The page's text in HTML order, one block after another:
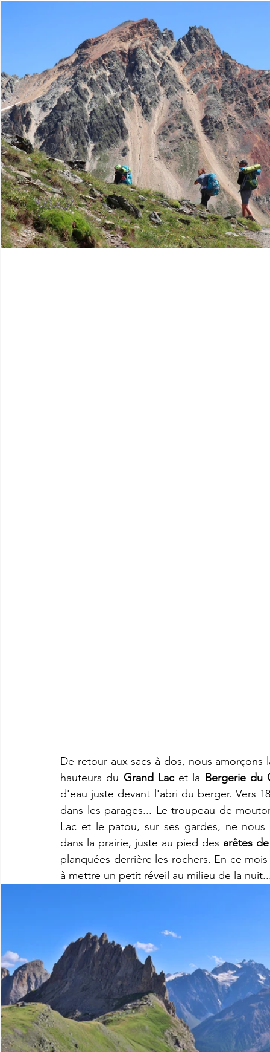
De retour aux sacs à dos, nous
hauteurs du Grand Lac et la Bergerie du
d'eau juste devant l'abri du berger. Vers
dans les parages... Le troupeau de
Lac et le patou, sur ses gardes, ne
dans la prairie, juste au pied des arêtes
planquées derrière les rochers. En ce
à mettre un petit réveil au milieu de la